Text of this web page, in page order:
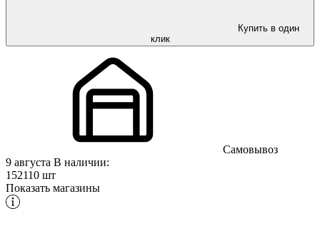
Купить в один
клик
Самовывоз
9 августа В наличии:
152110 шт
Показать магазины